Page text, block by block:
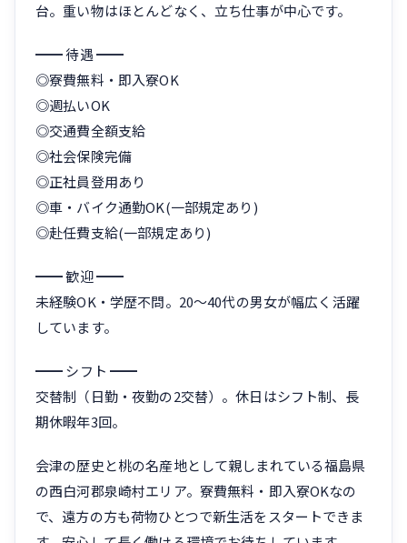
台。重い物はほとんどなく、立ち仕事が中心です。
━━ 待遇 ━━
◎寮費無料・即入寮OK
◎週払いOK
◎交通費全額支給
◎社会保険完備
◎正社員登用あり
◎車・バイク通勤OK(一部規定あり)
◎赴任費支給(一部規定あり)
━━ 歓迎 ━━
未経験OK・学歴不問。20〜40代の男女が幅広く活躍
しています。
━━ シフト ━━
交替制（日勤・夜勤の2交替）。休日はシフト制、長
期休暇年3回。
会津の歴史と桃の名産地として親しまれている福島県
の西白河郡泉崎村エリア。寮費無料・即入寮OKなの
で、遠方の方も荷物ひとつで新生活をスタートできま